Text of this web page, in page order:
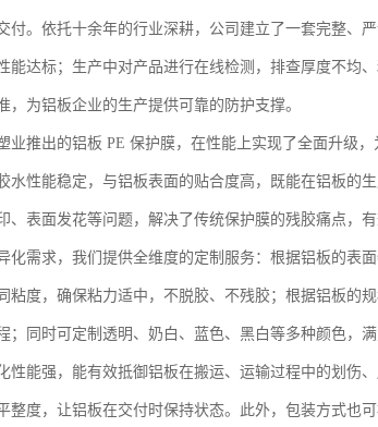
。依托十余年的行业深耕，公司建立了一套完整、
达标；生产中对产品进行在线检测，排查厚度不均
为铝板企业的生产提供可靠的防护支撑。
推出的铝板 PE 保护膜，在性能上实现了全面升级
性能稳定，与铝板表面的贴合度高，既能在铝板的
表面发花等问题，解决了传统保护膜的残胶痛点，
需求，我们提供全维度的定制服务：根据铝板的表面
度，确保粘力适中，不脱胶、不残胶；根据铝板的
同时可定制透明、奶白、蓝色、黑白等多种颜色，
能强，能有效抵御铝板在搬运、运输过程中的划伤
整度，让铝板在交付时保持状态。此外，包装方式也